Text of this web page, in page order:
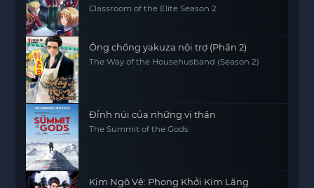
Classroom of the Elite Season 2
Ông chồng yakuza nội trợ (Phần 2)
The Way of the Househusband (Season 2)
Đỉnh núi của những vị thần
The Summit of the Gods
Kim Ngô Vệ: Phong Khởi Kim Lăng